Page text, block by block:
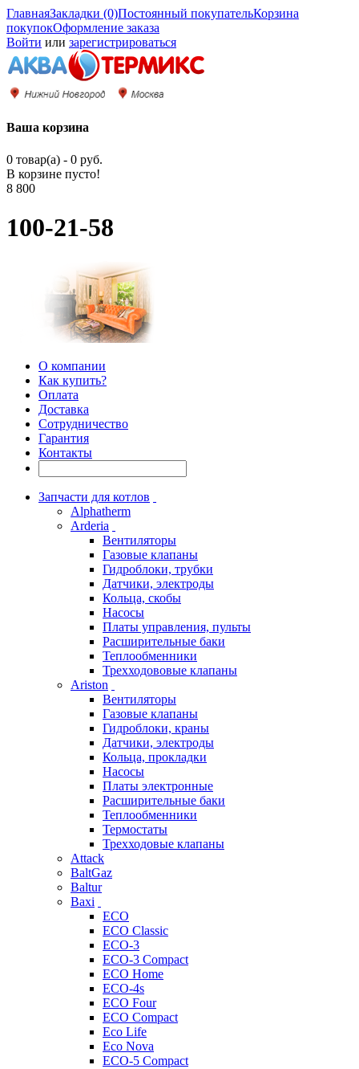
ГлавнаяЗакладки (0)Постоянный покупательКорзина
покупокОформление заказа
Войти или зарегистрироваться
Ваша корзина
0 товар(а) - 0 руб.
В корзине пусто!
8 800
100-21-58
О компании
Как купить?
Оплата
Доставка
Сотрудничество
Гарантия
Контакты
Запчасти для котлов
Alphatherm
Arderia
Вентиляторы
Газовые клапаны
Гидроблоки, трубки
Датчики, электроды
Кольца, скобы
Насосы
Платы управления, пульты
Расширительные баки
Теплообменники
Трехходововые клапаны
Ariston
Вентиляторы
Газовые клапаны
Гидроблоки, краны
Датчики, электроды
Кольца, прокладки
Насосы
Платы электронные
Расширительные баки
Теплообменники
Термостаты
Трехходовые клапаны
Attack
BaltGaz
Baltur
Baxi
ECO
ECO Classic
ECO-3
ECO-3 Compact
ECO Home
ECO-4s
ECO Four
ECO Compact
Eco Life
Eco Nova
ECO-5 Compact